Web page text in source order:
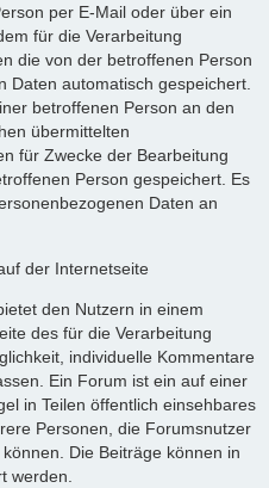
per E-Mail oder über ein
für die Verarbeitung
die von der betroffenen Person
Daten automatisch gespeichert.
betroffenen Person an den
übermittelten
für Zwecke der Bearbeitung
Person gespeichert. Es
Daten an
der Internetseite
den Nutzern in einem
des für die Verarbeitung
individuelle Kommentare
Ein Forum ist ein auf einer
in Teilen öffentlich einsehbares
Personen, die Forumsnutzer
Die Beiträge können in
werden.